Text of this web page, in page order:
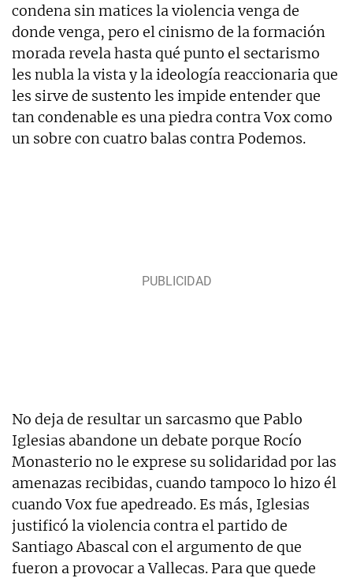
condena sin matices la violencia venga de
donde venga, pero el cinismo de la formación
morada revela hasta qué punto el sectarismo
les nubla la vista y la ideología reaccionaria que
les sirve de sustento les impide entender que
tan condenable es una piedra contra Vox como
un sobre con cuatro balas contra Podemos.
No deja de resultar un sarcasmo que Pablo
Iglesias abandone un debate porque Rocío
Monasterio no le exprese su solidaridad por las
amenazas recibidas, cuando tampoco lo hizo él
cuando Vox fue apedreado. Es más, Iglesias
justificó la violencia contra el partido de
Santiago Abascal con el argumento de que
fueron a provocar a Vallecas. Para que quede